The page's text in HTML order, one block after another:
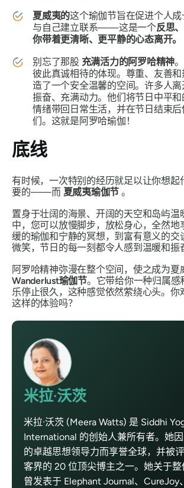
夏威夷的这个瑜伽节旨在促进个人
与自己建立联系——这是一个反思
你带着更清晰、更平静的心态离开。
别忘了那股 充满活力的阿罗哈精神
彼此真诚相待的体现。尊重、友善
造了一个安全温馨的空间。许多人
振奋、充满动力。他们将节日中平
情绪带回日常生活，并在节日结束
们。这就是阿罗哈瑜伽！
底线
有时候，一次特别的经历就足以让你想起
要的——而 夏威夷瑜伽节 。
置身于壮阔的海景、开阔的天空和岛屿温
中，您可以放慢脚步，放松身心，全然地
缓的瑜伽和宁静的冥想，到富有意义的交
微笑，节日的每一刻都令人感到温暖和振
阿罗哈精神弥漫在整个空间，使之成为夏
Wanderlust瑜伽节。它带给你一种归属感
乐停止很久，这种感觉依然萦绕心头。你
这样的体验吗？
米拉·沃茨
米拉·沃茨 (Meera Watts) 是 Siddhi
International 的创始人兼所有者。她
的卓越思想领导力而享誉全球，并被
客界的 20 位顶尖博主之一。她关于
曾发表于 Elephant Journal、CureJoy、